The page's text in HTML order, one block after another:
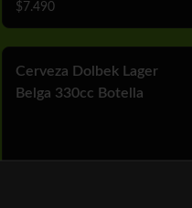
$7.490
Cerveza Dolbek Lager
Belga 330cc Botella